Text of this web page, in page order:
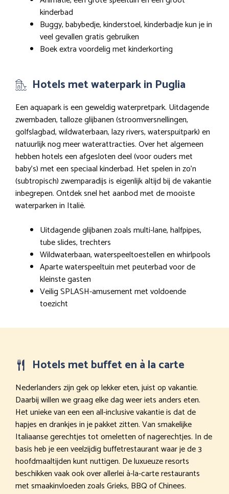
kinderbad
Buggy, babybedje, kinderstoel, kinderbadje kun je in
veel gevallen gratis gebruiken
Boek extra voordelig met kinderkorting
Hotels met waterpark in Puglia
Een aquapark is een geweldig waterpretpark. Uitdagende
zwembaden, talloze glijbanen (stroomversnellingen,
golfslagbad, wildwaterbaan, lazy rivers, waterspuitpark) en
natuurlijk nog meer waterattracties. Over het algemeen
hebben hotels een afgesloten deel (voor ouders met
baby’s) met een speciaal kinderbad. Het spelen in zo’n
(subtropisch) zwemparadijs is eigenlijk altijd bij de vakantie
inbegrepen. Ontdek snel het aanbod met de mooiste
waterparken in Italië.
Uitdagende glijbanen zoals multi-lane, halfpipes,
tube slides, trechters
Wildwaterbaan, waterspeeltoestellen en whirlpools
Aparte waterspeeltuin met peuterbad voor de
kleinste gasten
Veilig SPLASH-amusement met voldoende
toezicht
Hotels met buffet en à la carte
Nederlanders zijn gek op lekker eten, juist op vakantie.
Daarbij willen we graag elke dag weer iets anders eten.
Het unieke van een een all-inclusive vakantie is dat de
hapjes en drankjes in je pakket zitten. Van smakelijke
Italiaanse gerechtjes tot omeletten of nagerechtjes. In de
basis heb je een veelzijdig buffetrestaurant waar je de 3
hoofdmaaltijden kunt nuttigen. De luxueuze resorts
beschikken vaak ook over allerlei à-la-carte restaurants
met smaakinvloeden zoals Grieks, BBQ of Chinees.